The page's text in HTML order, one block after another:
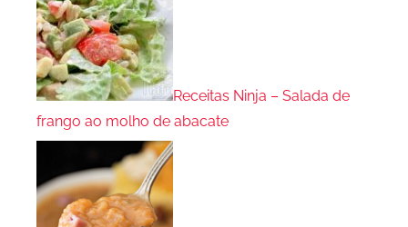
Receitas Ninja – Salada de
frango ao molho de abacate